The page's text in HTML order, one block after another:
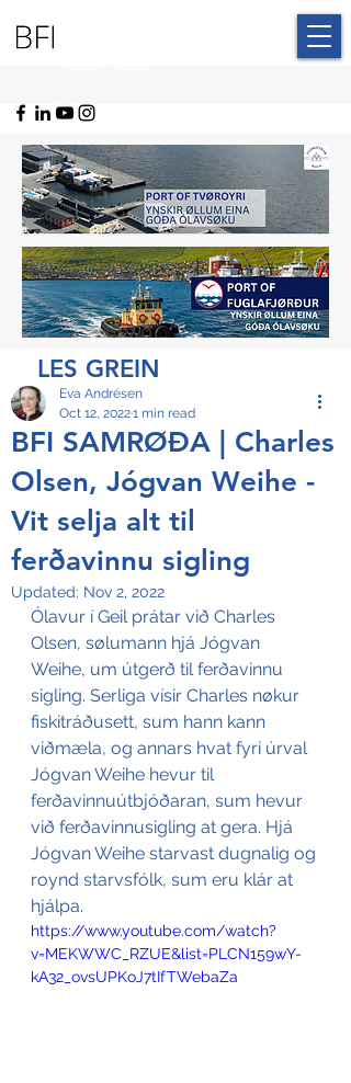
LES GREIN
BFI SAMRØÐA | Charles
Olsen, Jógvan Weihe -
Vit selja alt til
ferðavinnu sigling
Eva Andrésen
Oct 12, 20221 min read
Updated: Nov 2, 2022
Ólavur í Geil prátar við Charles
Olsen, sølumann hjá Jógvan
Weihe, um útgerð til ferðavinnu
sigling. Serliga vísir Charles nøkur
fiskitráðusett, sum hann kann
viðmæla, og annars hvat fyri úrval
Jógvan Weihe hevur til
ferðavinnuútbjóðaran, sum hevur
við ferðavinnusigling at gera. Hjá
Jógvan Weihe starvast dugnalig og
roynd starvsfólk, sum eru klár at
hjálpa.
https://www.youtube.com/watch?
v=MEKWWC_RZUE&list=PLCN159wY-
kA32_ovsUPKoJ7tIfTWebaZa